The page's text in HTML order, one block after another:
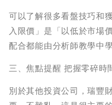
可以了解很多看盤技巧和
入限價」是「以低於市場
配合都能由分析師教學中學
三、焦點提醒 把握零碎時
別於其他投資公司，瑞豐